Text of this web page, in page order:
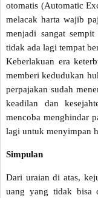
otomatis (Automatic
melacak harta wajib
menjadi sangat
tidak ada lagi tempat
Keberlakuan era
memberi kedudukan
perpajakan sudah
keadilan dan
mencoba menghindar
lagi untuk menyimpan
Simpulan
Dari uraian di atas,
uang yang tidak bisa